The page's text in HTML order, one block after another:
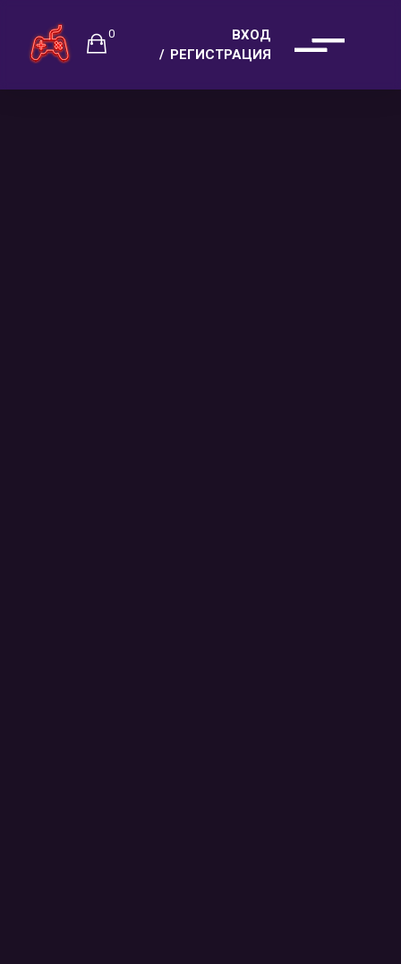
0
ВХОД
РЕГИСТРАЦИЯ